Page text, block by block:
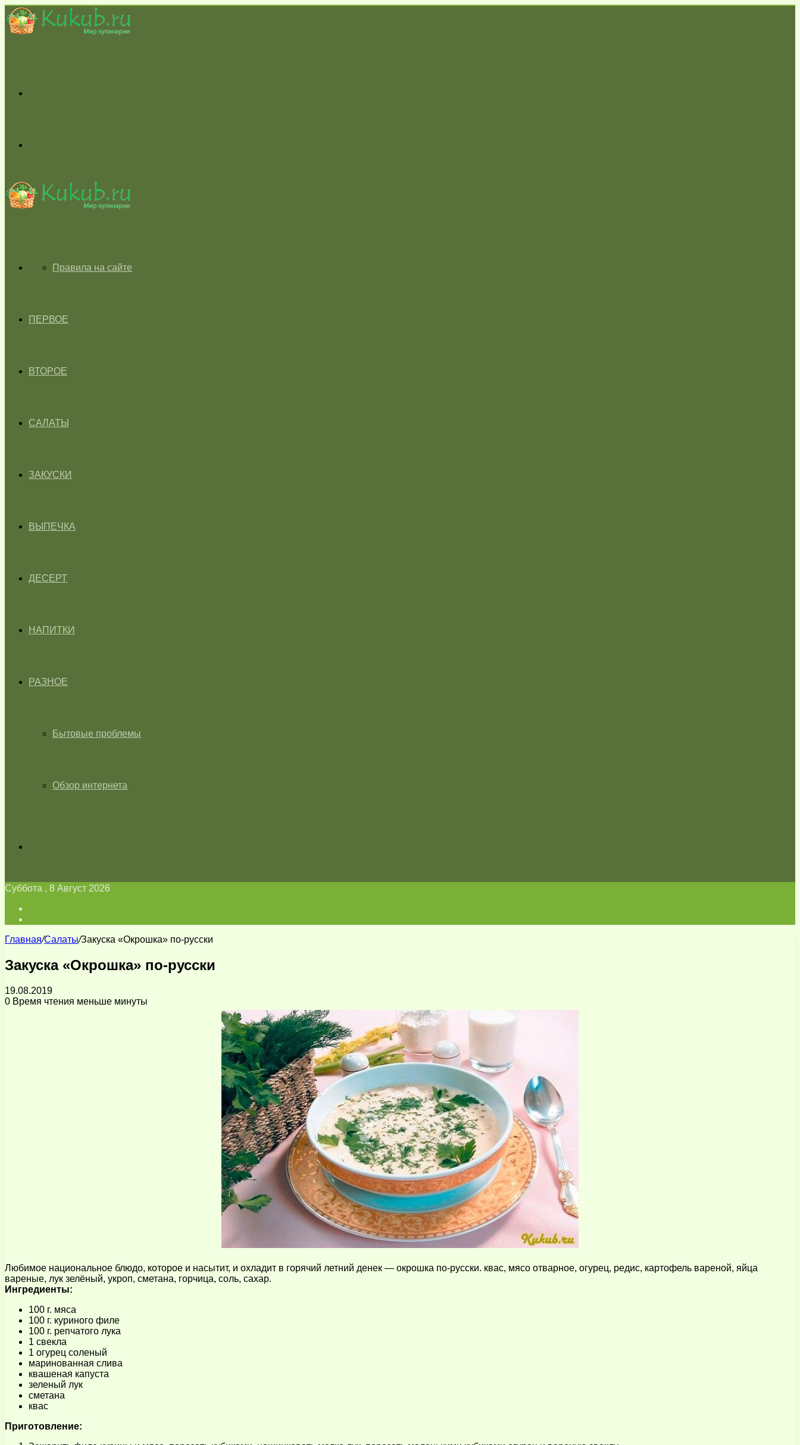
skin
ГЛАВНАЯПравила на сайте
ПЕРВОЕ
ВТОРОЕ
САЛАТЫ
ЗАКУСКИ
ВЫПЕЧКА
ДЕСЕРТ
НАПИТКИ
РАЗНОЕ
Бытовые проблемы
Обзор интернета
Суббота , 8 Август 2026
Главная/Салаты/Закуска «Окрошка» по-русски
Закуска «Окрошка» по-русски
19.08.2019
0 Время чтения меньше минуты
Любимое национальное блюдо, которое и насытит, и охладит в горячий летний денек — окрошка по-русски. квас, мясо отварное, огурец, редис, картофель вареной, яйца
вареные, лук зелёный, укроп, сметана, горчица, соль, сахар.
Ингредиенты:
100 г. мяса
100 г. куриного филе
100 г. репчатого лука
1 свекла
1 огурец соленый
маринованная слива
квашеная капуста
зеленый лук
сметана
квас
Приготовление: